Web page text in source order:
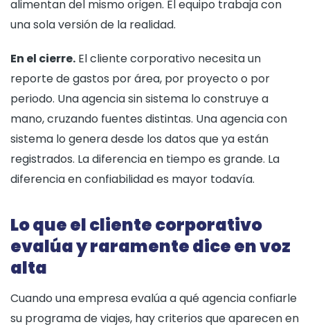
alimentan del mismo origen. El equipo trabaja con
una sola versión de la realidad.
En el cierre. El cliente corporativo necesita un
reporte de gastos por área, por proyecto o por
periodo. Una agencia sin sistema lo construye a
mano, cruzando fuentes distintas. Una agencia con
sistema lo genera desde los datos que ya están
registrados. La diferencia en tiempo es grande. La
diferencia en confiabilidad es mayor todavía.
Lo que el cliente corporativo
evalúa y raramente dice en voz
alta
Cuando una empresa evalúa a qué agencia confiarle
su programa de viajes, hay criterios que aparecen en